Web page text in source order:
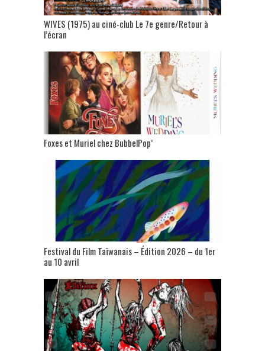
WIVES (1975) au ciné-club Le 7e genre/Retour à
l’écran
Foxes et Muriel chez BubbelPop’
Festival du Film Taïwanais – Édition 2026 – du 1er
au 10 avril